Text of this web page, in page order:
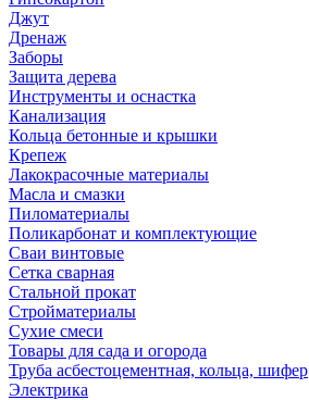
Джут
Дренаж
Заборы
Защита дерева
Инструменты и оснастка
Канализация
Кольца бетонные и крышки
Крепеж
Лакокрасочные материалы
Масла и смазки
Пиломатериалы
Поликарбонат и комплектующие
Сваи винтовые
Сетка сварная
Стальной прокат
Стройматериалы
Сухие смеси
Товары для сада и огорода
Труба асбестоцементная, кольца, шифер
Электрика